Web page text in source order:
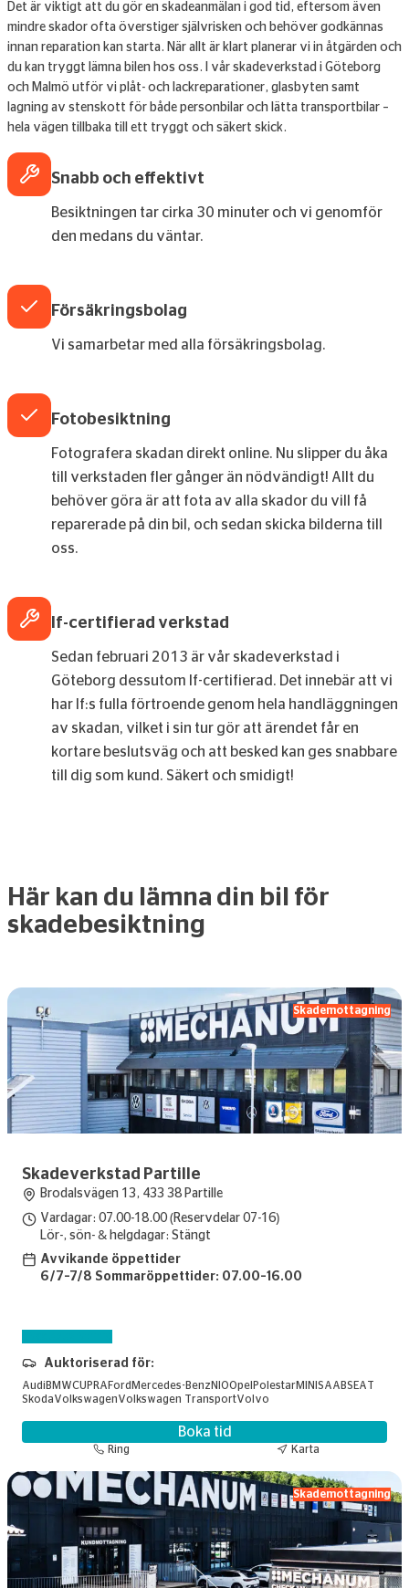
Det är viktigt att du gör en skadeanmälan i god tid, eftersom även
mindre skador ofta överstiger självrisken och behöver godkännas
innan reparation kan starta. När allt är klart planerar vi in åtgärden och
du kan tryggt lämna bilen hos oss. I vår skadeverkstad i Göteborg
och Malmö utför vi plåt- och lackreparationer, glasbyten samt
lagning av stenskott för både personbilar och lätta transportbilar –
hela vägen tillbaka till ett tryggt och säkert skick.
Snabb och effektivt
Besiktningen tar cirka 30 minuter och vi genomför
den medans du väntar.
Försäkringsbolag
Vi samarbetar med alla försäkringsbolag.
Fotobesiktning
Fotografera skadan direkt online. Nu slipper du åka
till verkstaden fler gånger än nödvändigt! Allt du
behöver göra är att fota av alla skador du vill få
reparerade på din bil, och sedan skicka bilderna till
oss.
If-certifierad verkstad
Sedan februari 2013 är vår skadeverkstad i
Göteborg dessutom If-certifierad. Det innebär att vi
har If:s fulla förtroende genom hela handläggningen
av skadan, vilket i sin tur gör att ärendet får en
kortare beslutsväg och att besked kan ges snabbare
till dig som kund. Säkert och smidigt!
Här kan du lämna din bil för
skadebesiktning
Skademottagning
Skadeverkstad Partille
Brodalsvägen 13, 433 38 Partille
Vardagar: 07.00-18.00 (Reservdelar 07-16)
Lör-, sön- & helgdagar: Stängt
Avvikande öppettider
6/7–7/8 Sommaröppettider: 07.00–16.00
Auktoriserad för:
Audi BMWCUPRA Ford Mercedes-Benz NIOOpel PolestarMINI SAABSEAT
SkodaVolkswagenVolkswagen TransportVolvo
Boka tid
Ring Karta
Skademottagning